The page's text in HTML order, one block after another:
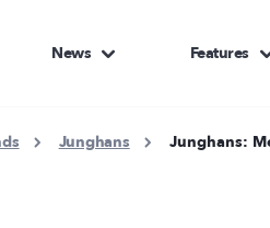
News Features
Junghans Junghans: